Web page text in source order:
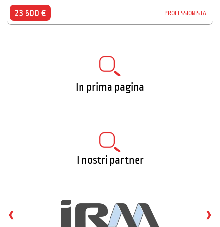
23 500 € PROFESSIONISTA
In prima pagina
I nostri partner
‹ ›